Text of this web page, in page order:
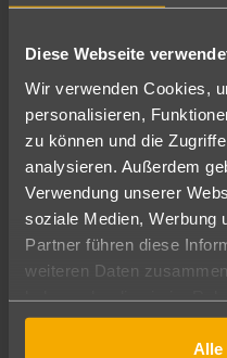
Diese Webseite
Wir verwenden Cookies,
personalisieren,
zu können und die
analysieren. Außerdem
Verwendung unserer
soziale Medien, Werbung
Partner führen diese
weiteren Daten
gesammelt haben.
Alle
Die griechische Insel
Griechenland(GR)
29.07.2022
Büroleitung